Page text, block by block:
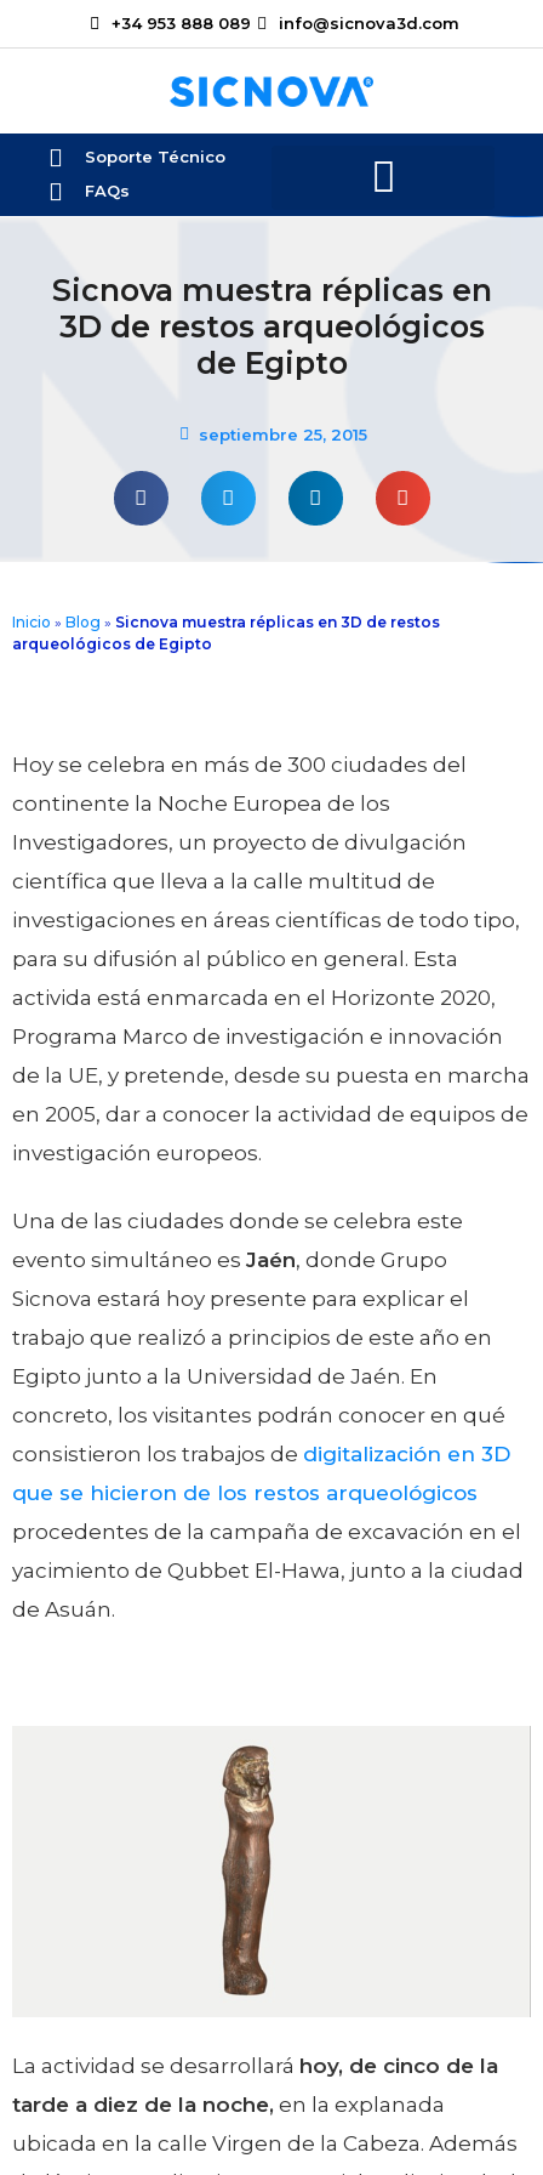
+34 953 888 089 info@sicnova3d.com
Soporte Técnico
FAQs
Sicnova muestra réplicas en
3D de restos arqueológicos
de Egipto
septiembre 25, 2015
Inicio » Blog » Sicnova muestra réplicas en 3D de restos
arqueológicos de Egipto
Hoy se celebra en más de 300 ciudades del
continente la Noche Europea de los
Investigadores, un proyecto de divulgación
científica que lleva a la calle multitud de
investigaciones en áreas científicas de todo tipo,
para su difusión al público en general. Esta
activida está enmarcada en el Horizonte 2020,
Programa Marco de investigación e innovación
de la UE, y pretende, desde su puesta en marcha
en 2005, dar a conocer la actividad de equipos de
investigación europeos.
Una de las ciudades donde se celebra este
evento simultáneo es Jaén, donde Grupo
Sicnova estará hoy presente para explicar el
trabajo que realizó a principios de este año en
Egipto junto a la Universidad de Jaén. En
concreto, los visitantes podrán conocer en qué
consistieron los trabajos de digitalización en 3D
que se hicieron de los restos arqueológicos
procedentes de la campaña de excavación en el
yacimiento de Qubbet El-Hawa, junto a la ciudad
de Asuán.
La actividad se desarrollará hoy, de cinco de la
tarde a diez de la noche, en la explanada
ubicada en la calle Virgen de la Cabeza. Además